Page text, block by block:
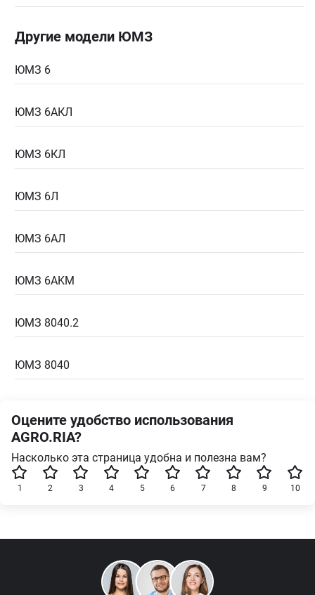
Другие модели ЮМЗ
ЮМЗ 6
ЮМЗ 6АКЛ
ЮМЗ 6КЛ
ЮМЗ 6Л
ЮМЗ 6АЛ
ЮМЗ 6AKM
ЮМЗ 8040.2
ЮМЗ 8040
Оцените удобство использования
AGRO.RIA?
Насколько эта страница удобна и полезна вам?
10
9
8
7
6
5
4
3
2
1